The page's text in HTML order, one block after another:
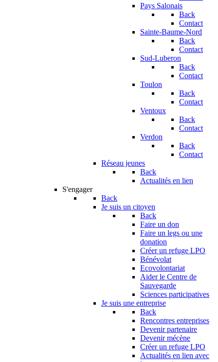
Pays Salonais
Back
Contact
Sainte-Baume-Nord
Back
Contact
Sud-Luberon
Back
Contact
Toulon
Back
Contact
Ventoux
Back
Contact
Verdon
Back
Contact
Réseau jeunes
Back
Actualités en lien
S'engager
Back
Je suis un citoyen
Back
Faire un don
Faire un legs ou une
donation
Créer un refuge LPO
Bénévolat
Ecovolontariat
Aider le Centre de
Sauvegarde
Sciences participatives
Je suis une entreprise
Back
Rencontres entreprises
Devenir partenaire
Devenir mécène
Créer un refuge LPO
Actualités en lien avec